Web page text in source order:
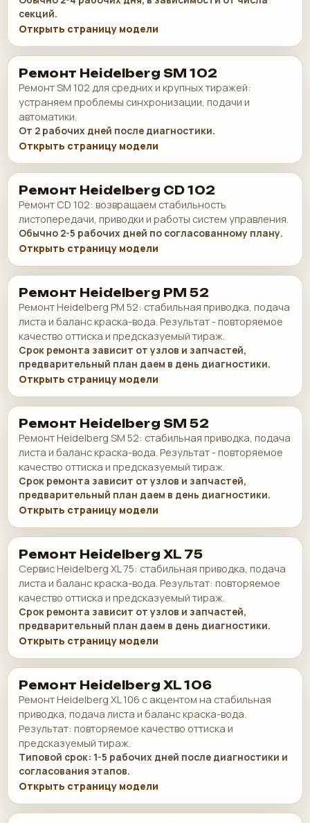
секций.
Открыть страницу модели
Ремонт Heidelberg SM 102
Ремонт SM 102 для средних и крупных тиражей:
устраняем проблемы синхронизации, подачи и
автоматики.
От 2 рабочих дней после диагностики.
Открыть страницу модели
Ремонт Heidelberg CD 102
Ремонт CD 102: возвращаем стабильность
листопередачи, приводки и работы систем управления.
Обычно 2-5 рабочих дней по согласованному плану.
Открыть страницу модели
Ремонт Heidelberg PM 52
Ремонт Heidelberg PM 52: стабильная приводка, подача
листа и баланс краска-вода. Результат - повторяемое
качество оттиска и предсказуемый тираж.
Срок ремонта зависит от узлов и запчастей,
предварительный план даем в день диагностики.
Открыть страницу модели
Ремонт Heidelberg SM 52
Ремонт Heidelberg SM 52: стабильная приводка, подача
листа и баланс краска-вода. Результат - повторяемое
качество оттиска и предсказуемый тираж.
Срок ремонта зависит от узлов и запчастей,
предварительный план даем в день диагностики.
Открыть страницу модели
Ремонт Heidelberg XL 75
Сервис Heidelberg XL 75: стабильная приводка, подача
листа и баланс краска-вода. Результат: повторяемое
качество оттиска и предсказуемый тираж.
Срок ремонта зависит от узлов и запчастей,
предварительный план даем в день диагностики.
Открыть страницу модели
Ремонт Heidelberg XL 106
Ремонт Heidelberg XL 106 с акцентом на стабильная
приводка, подача листа и баланс краска-вода.
Результат: повторяемое качество оттиска и
предсказуемый тираж.
Типовой срок: 1-5 рабочих дней после диагностики и
согласования этапов.
Открыть страницу модели